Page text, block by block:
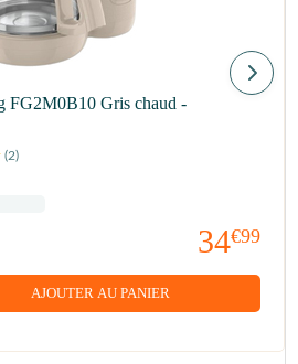
FG2M0B10 Gris chaud -
(2)
34€99
AJOUTER AU PANIER